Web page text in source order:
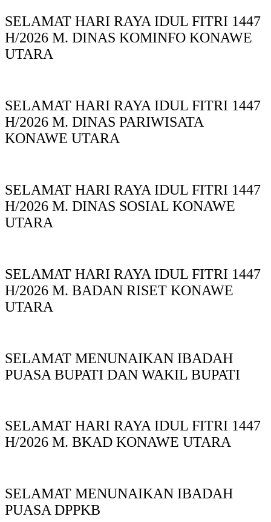
SELAMAT HARI RAYA IDUL FITRI 1447
H/2026 M. DINAS KOMINFO KONAWE
UTARA
SELAMAT HARI RAYA IDUL FITRI 1447
H/2026 M. DINAS PARIWISATA
KONAWE UTARA
SELAMAT HARI RAYA IDUL FITRI 1447
H/2026 M. DINAS SOSIAL KONAWE
UTARA
SELAMAT HARI RAYA IDUL FITRI 1447
H/2026 M. BADAN RISET KONAWE
UTARA
SELAMAT MENUNAIKAN IBADAH
PUASA BUPATI DAN WAKIL BUPATI
SELAMAT HARI RAYA IDUL FITRI 1447
H/2026 M. BKAD KONAWE UTARA
SELAMAT MENUNAIKAN IBADAH
PUASA DPPKB